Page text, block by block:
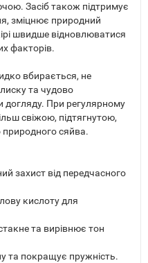
Засіб також підтримує
зміцнює природний
швидше відновлюватися
факторів.
вбирається, не
та чудово
догляду. При регулярному
свіжою, підтягнутою,
сяйва.
захист від передчасного
кислоту для
та вирівнює тон
та покращує пружність.